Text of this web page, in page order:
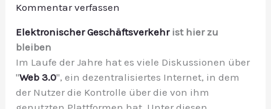
Kommentar verfassen
Elektronischer Geschäftsverkehrist hier zu
bleiben
Im Laufe der Jahre hat es viele Diskussionen über
"Web 3.0", ein dezentralisiertes Internet, in dem
der Nutzer die Kontrolle über die von ihm